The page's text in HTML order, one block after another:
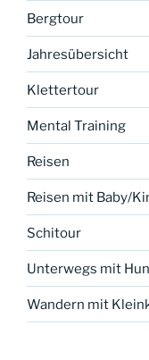
Bergtour
Jahresübersicht
Klettertour
Mental Training
Reisen
Reisen mit Baby/
Schitour
Unterwegs mit
Wandern mit